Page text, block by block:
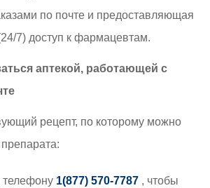
по почте и предоставляющая
7) доступ к фармацевтам.
аптекой, работающей с
рецепт, по которому можно
телефону 1(877) 570-7787 , чтобы